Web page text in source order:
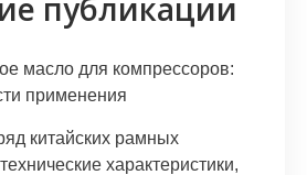
публикации
масло для компрессоров:
применения
китайских рамных
характеристики,